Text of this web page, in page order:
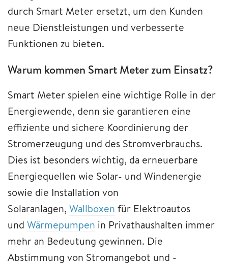
durch Smart Meter ersetzt, um den Kunden
neue Dienstleistungen und verbesserte
Funktionen zu bieten.
Warum kommen Smart Meter zum Einsatz?
Smart Meter spielen eine wichtige Rolle in der
Energiewende, denn sie garantieren eine
effiziente und sichere Koordinierung der
Stromerzeugung und des Stromverbrauchs.
Dies ist besonders wichtig, da erneuerbare
Energiequellen wie Solar- und Windenergie
sowie die Installation von
Solaranlagen, Wallboxen für Elektroautos
und Wärmepumpen in Privathaushalten immer
mehr an Bedeutung gewinnen. Die
Abstimmung von Stromangebot und -